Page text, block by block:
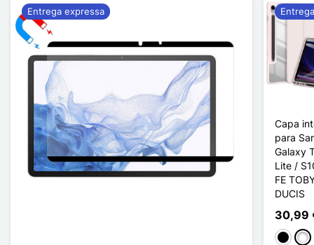
Entrega expressa
Capa
para
Galaxy
Lite /
FE
DUCIS
30,99
Preto